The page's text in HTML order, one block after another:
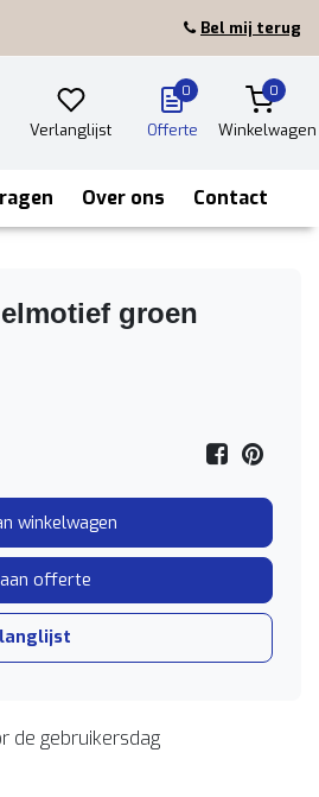
Bel mij terug
Verlanglijst
0
Offerte
0
Winkelwagen
Over ons Contact
groen
winkelwagen
offerte
de gebruikersdag